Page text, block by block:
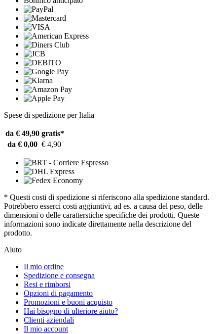
Spese di spedizione per Italia
da € 49,90 gratis*
da € 0,00 € 4,90
* Questi costi di spedizione si riferiscono alla spedizione standard.
Potrebbero esserci costi aggiuntivi, ad es. a causa del peso, delle
dimensioni o delle caratterstiche specifiche dei prodotti. Queste
informazioni sono indicate direttamente nella descrizione del
prodotto.
Aiuto
Il mio ordine
Spedizione e consegna
Resi e rimborsi
Opzioni di pagamento
Promozioni e buoni acquisto
Hai bisogno di ulteriore aiuto?
Clienti aziendali
Il mio account